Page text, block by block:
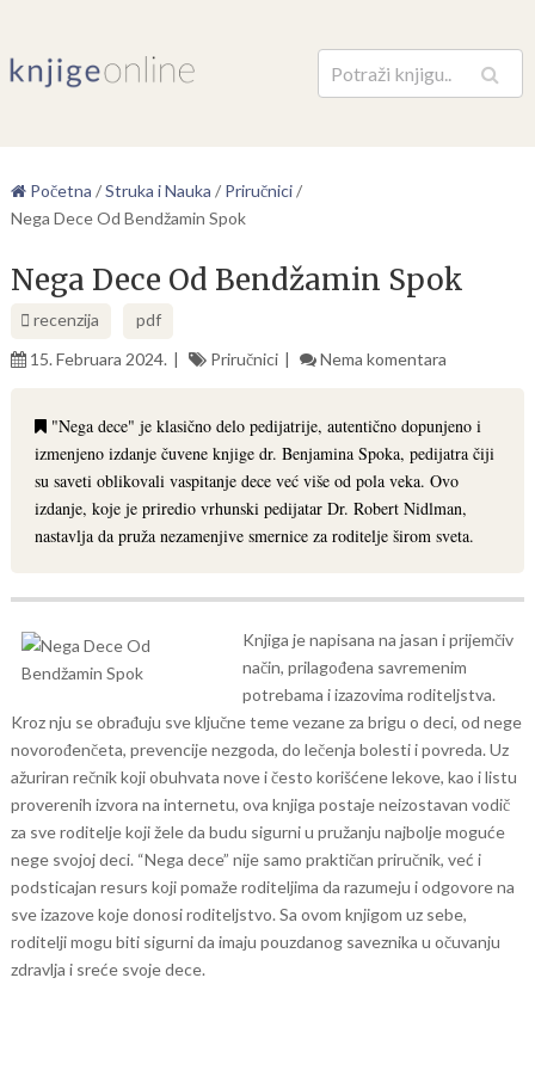
Pretraga
Početna /Struka i Nauka / Priručnici/
Nega Dece Od Bendžamin Spok
Nega Dece Od Bendžamin Spok
recenzija
pdf
15. Februara 2024.
Priručnici Nema komentara
"Nega dece" je klasično delo pedijatrije, autentično dopunjeno i
izmenjeno izdanje čuvene knjige dr. Benjamina Spoka, pedijatra čiji
su saveti oblikovali vaspitanje dece već više od pola veka. Ovo
izdanje, koje je priredio vrhunski pedijatar Dr. Robert Nidlman,
nastavlja da pruža nezamenjive smernice za roditelje širom sveta.
Knjiga je napisana na jasan i prijemčiv
način, prilagođena savremenim
potrebama i izazovima roditeljstva.
Kroz nju se obrađuju sve ključne teme vezane za brigu o deci, od nege
novorođenčeta, prevencije nezgoda, do lečenja bolesti i povreda. Uz
ažuriran rečnik koji obuhvata nove i često korišćene lekove, kao i listu
proverenih izvora na internetu, ova knjiga postaje neizostavan vodič
za sve roditelje koji žele da budu sigurni u pružanju najbolje moguće
nege svojoj deci. “Nega dece” nije samo praktičan priručnik, već i
podsticajan resurs koji pomaže roditeljima da razumeju i odgovore na
sve izazove koje donosi roditeljstvo. Sa ovom knjigom uz sebe,
roditelji mogu biti sigurni da imaju pouzdanog saveznika u očuvanju
zdravlja i sreće svoje dece.